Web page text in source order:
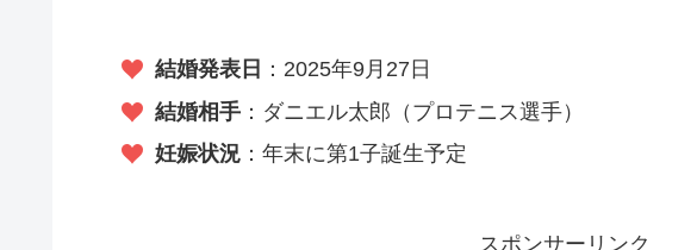
結婚発表日 ：2025年9月27日
結婚相手 ：ダニエル太郎（プロテニス選手）
妊娠状況 ：年末に第1子誕生予定
スポンサーリンク